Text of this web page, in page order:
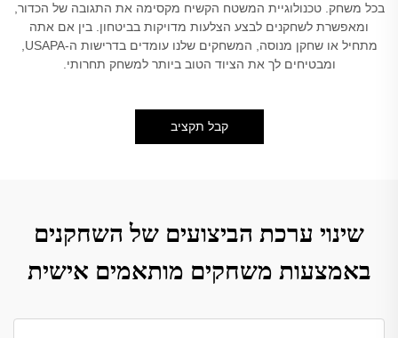
בכל משחק. טכנולוגיית המשטח הקשיח מקסימה את התגובה של הכדור,
ומאפשרת לשחקנים לבצע הצלעות מדויקות בביטחון. בין אם אתה
מתחיל או שחקן מנוסה, המשחקים שלנו עומדים בדרישות ה-USAPA,
ומבטיחים לך את הציוד הטוב ביותר למשחק תחרותי.
קבל תקציב
שינוי ערכת הביצועים של השחקנים
באמצעות משחקים מותאמים אישית